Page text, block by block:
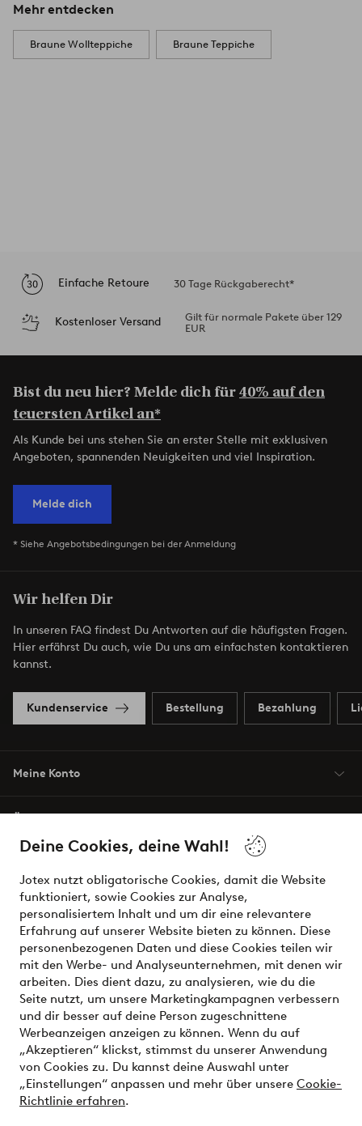
Deine Cookies, deine Wahl!
Jotex nutzt obligatorische Cookies, damit die Website
funktioniert, sowie Cookies zur Analyse,
personalisiertem Inhalt und um dir eine relevantere
Erfahrung auf unserer Website bieten zu können. Diese
personenbezogenen Daten und diese Cookies teilen wir
mit den Werbe- und Analyseunternehmen, mit denen wir
arbeiten. Dies dient dazu, zu analysieren, wie du die
Seite nutzt, um unsere Marketingkampagnen verbessern
und dir besser auf deine Person zugeschnittene
Werbeanzeigen anzeigen zu können. Wenn du auf
„Akzeptieren“ klickst, stimmst du unserer Anwendung
von Cookies zu. Du kannst deine Auswahl unter
„Einstellungen“ anpassen und mehr über unsere Cookie-
Richtlinie erfahren.
Mehr entdecken
Braune Wollteppiche Braune Teppiche
Einfache Retoure 30 Tage Rückgaberecht*
Kostenloser Versand
Gilt für normale Pakete über 129
EUR
Bist du neu hier? Melde dich für40% auf den
teuersten Artikel an*
Als Kunde bei uns stehen Sie an erster Stelle mit exklusiven
Angeboten, spannenden Neuigkeiten und viel Inspiration.
Melde dich
* Siehe Angebotsbedingungen bei der Anmeldung
Wir helfen Dir
In unseren FAQ findest Du Antworten auf die häufigsten Fragen.
Hier erfährst Du auch, wie Du uns am einfachsten kontaktieren
kannst.
Kundenservice Bestellung Bezahlung
Meine Konto
Bedingungen
Sichere Zahlungen - Jetzt bezahlen oder aufteilen
Möchtest du mehr über unsere
Zahlungsmöglichkeitenerfahren?